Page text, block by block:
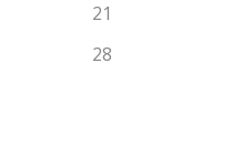
21
28